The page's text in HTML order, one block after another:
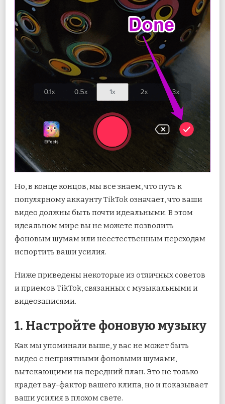
Но, в конце концов, мы все знаем, что путь к
популярному аккаунту TikTok означает, что ваши
видео должны быть почти идеальными. В этом
идеальном мире вы не можете позволить
фоновым шумам или неестественным переходам
испортить ваши усилия.
Ниже приведены некоторые из отличных советов
и приемов TikTok, связанных с музыкальными и
видеозаписями.
1. Настройте фоновую музыку
Как мы упоминали выше, у вас не может быть
видео с неприятными фоновыми шумами,
вытекающими на передний план. Это не только
крадет вау-фактор вашего клипа, но и показывает
ваши усилия в плохом свете.